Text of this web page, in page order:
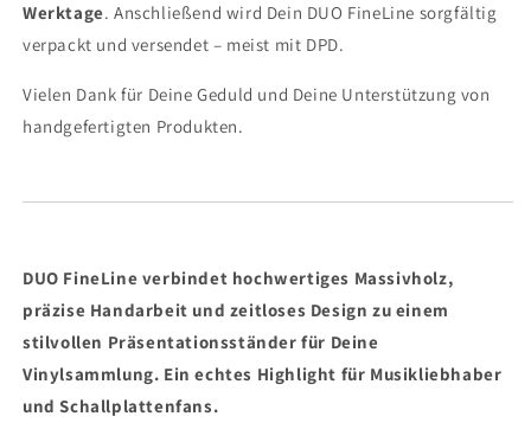
Werktage. Anschließend wird Dein DUO FineLine sorgfältig
verpackt und versendet – meist mit DPD.
Vielen Dank für Deine Geduld und Deine Unterstützung von
handgefertigten Produkten.
DUO FineLine verbindet hochwertiges Massivholz,
präzise Handarbeit und zeitloses Design zu einem
stilvollen Präsentationsständer für Deine
Vinylsammlung. Ein echtes Highlight für Musikliebhaber
und Schallplattenfans.